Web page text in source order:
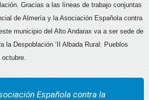
Gracias a las líneas de trabajo conjuntas
de Almería y la Asociación Española contra
municipio del Alto Andarax va a ser sede de
la Despoblación ‘II Albada Rural: Pueblos
Española contra la